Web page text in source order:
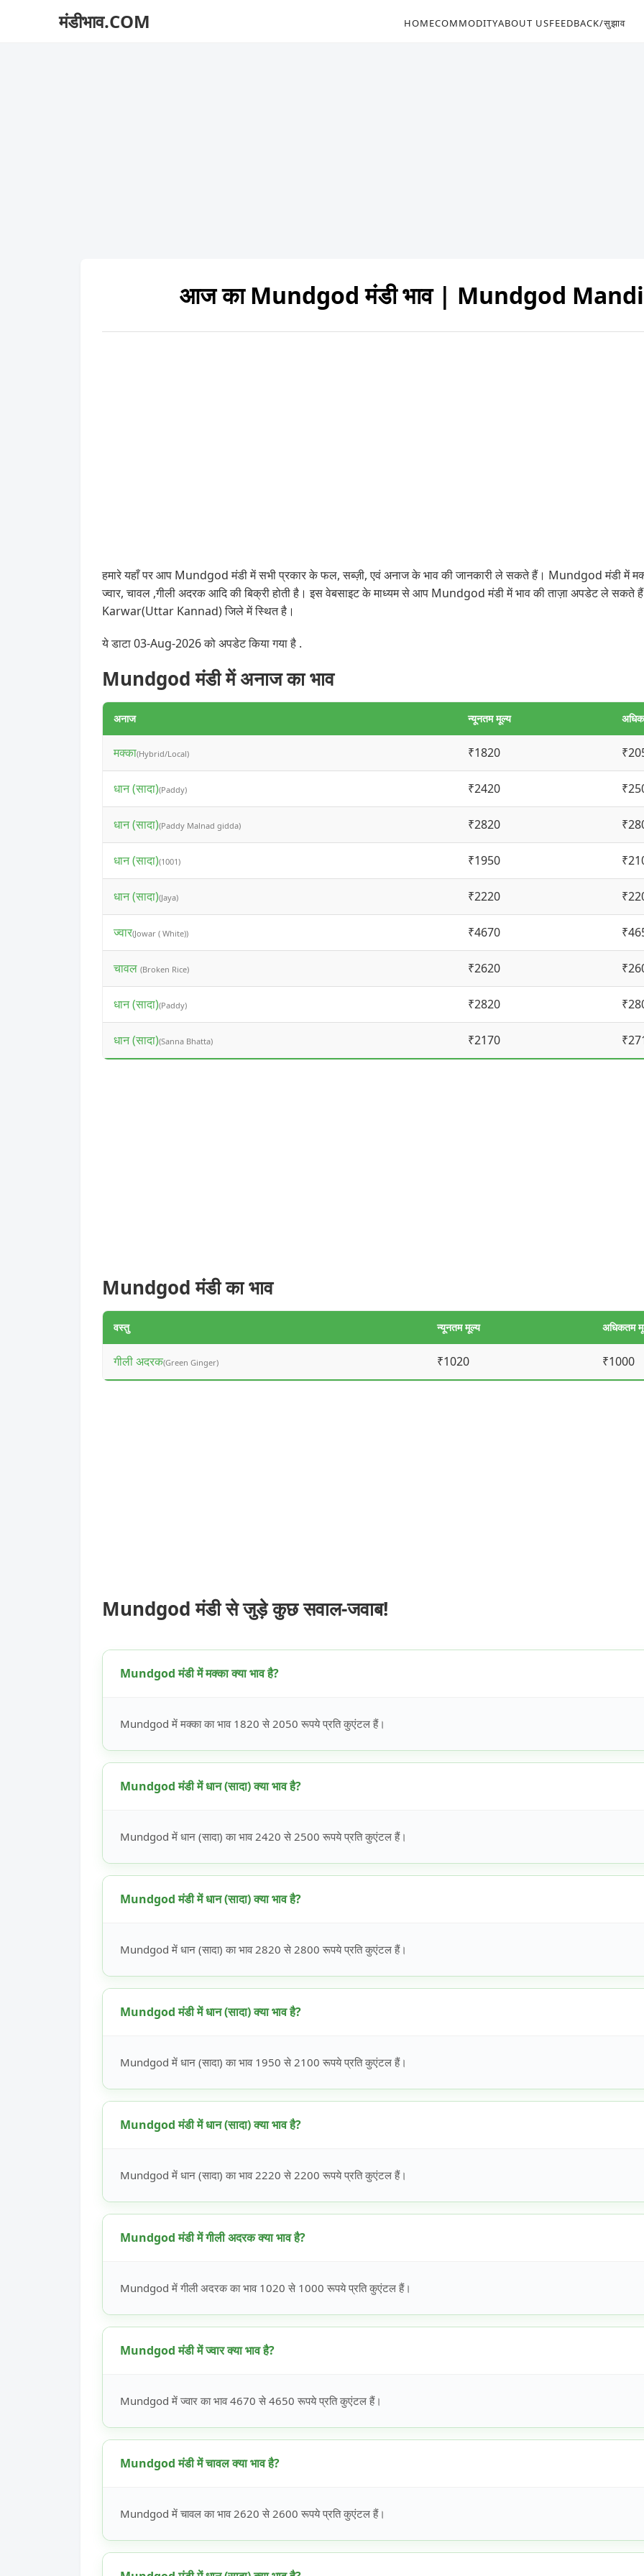
मंडीभाव.COM HOMECOMMODITYABOUT USFEEDBACK/सुझाव
आज का Mundgod मंडी भाव | Mundgod
हमारे यहाँ पर आप Mundgod मंडी में सभी प्रकार के फल, सब्ज़ी, एवं अनाज के भाव की जानकारी ले सकते हैं। Mundgod मंडी में मक्का,
ज्वार, चावल ,गीली अदरक आदि की बिक्री होती है। इस वेबसाइट के माध्यम से आप Mundgod मंडी में भाव की ताज़ा अपडेट ले
Karwar(Uttar Kannad) जिले में स्थित है।
ये डाटा 03-Aug-2026 को अपडेट किया गया है .
Mundgod मंडी में अनाज का भाव
अनाज न्यूनतम मूल्य
मक्का(Hybrid/Local) ₹1820
धान (सादा)(Paddy) ₹2420
धान (सादा)(Paddy Malnad gidda) ₹2820
धान (सादा)(1001) ₹1950
धान (सादा)(Jaya) ₹2220
ज्वार(Jowar ( White)) ₹4670
चावल (Broken Rice) ₹2620
धान (सादा)(Paddy) ₹2820
धान (सादा)(Sanna Bhatta) ₹2170
Mundgod मंडी का भाव
वस्तु न्यूनतम मूल्य अधिकतम
गीली अदरक(Green Ginger) ₹1020 ₹1000
Mundgod मंडी से जुड़े कुछ सवाल-जवाब!
Mundgod मंडी में मक्का क्या भाव है?
Mundgod में मक्का का भाव 1820 से 2050 रूपये प्रति कुएंटल हैं।
Mundgod मंडी में धान (सादा) क्या भाव है?
Mundgod में धान (सादा) का भाव 2420 से 2500 रूपये प्रति कुएंटल हैं।
Mundgod मंडी में धान (सादा) क्या भाव है?
Mundgod में धान (सादा) का भाव 2820 से 2800 रूपये प्रति कुएंटल हैं।
Mundgod मंडी में धान (सादा) क्या भाव है?
Mundgod में धान (सादा) का भाव 1950 से 2100 रूपये प्रति कुएंटल हैं।
Mundgod मंडी में धान (सादा) क्या भाव है?
Mundgod में धान (सादा) का भाव 2220 से 2200 रूपये प्रति कुएंटल हैं।
Mundgod मंडी में गीली अदरक क्या भाव है?
Mundgod में गीली अदरक का भाव 1020 से 1000 रूपये प्रति कुएंटल हैं।
Mundgod मंडी में ज्वार क्या भाव है?
Mundgod में ज्वार का भाव 4670 से 4650 रूपये प्रति कुएंटल हैं।
Mundgod मंडी में चावल क्या भाव है?
Mundgod में चावल का भाव 2620 से 2600 रूपये प्रति कुएंटल हैं।